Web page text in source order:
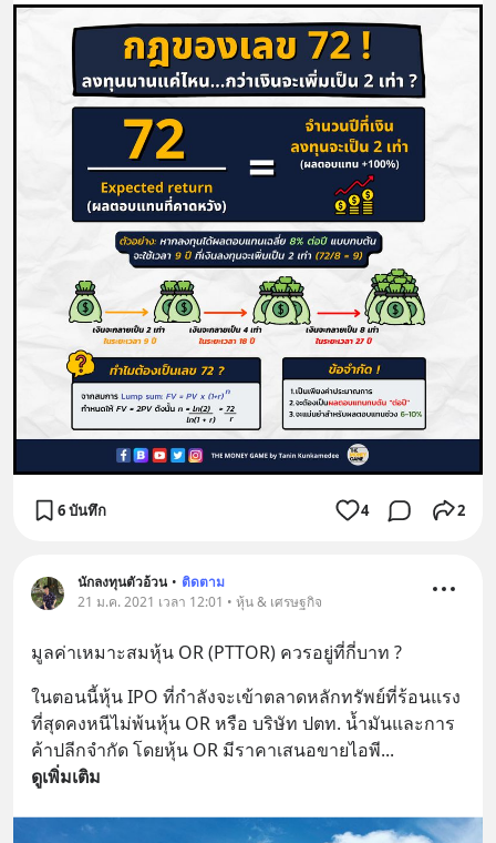
6 บันทึก 4 2
นักลงทุนตัวอ้วน • ติดตาม
21 ม.ค. 2021 เวลา 12:01 • หุ้น & เศรษฐกิจ
มูลค่าเหมาะสมหุ้น OR (PTTOR) ควรอยู่ที่กี่บาท ?
ในตอนนี้หุ้น IPO ที่กำลังจะเข้าตลาดหลักทรัพย์ที่ร้อนแรง
ที่สุดคงหนีไม่พ้นหุ้น OR หรือ บริษัท ปตท. น้ำมันและการ
ค้าปลีกจำกัด โดยหุ้น OR มีราคาเสนอขายไอพี...
ดูเพิ่มเติม